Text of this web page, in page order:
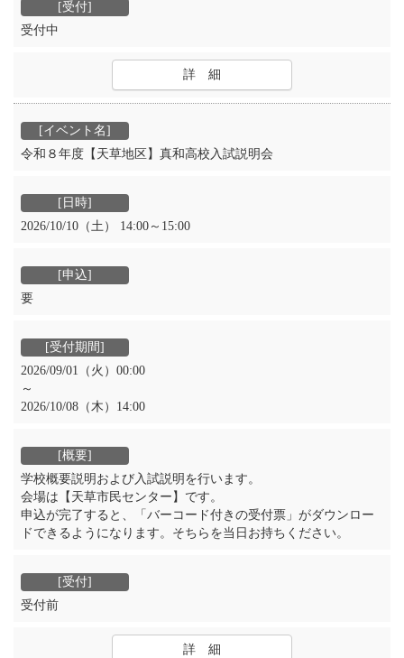
受付中
詳 細
令和８年度【天草地区】真和高校入試説明会
2026/10/10（土） 14:00～15:00
要
2026/09/01（火）00:00
～
2026/10/08（木）14:00
学校概要説明および入試説明を行います。
会場は【天草市民センター】です。
申込が完了すると、「バーコード付きの受付票」がダウンロー
ドできるようになります。そちらを当日お持ちください。
受付前
詳 細